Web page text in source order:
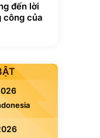
đến lời
công của